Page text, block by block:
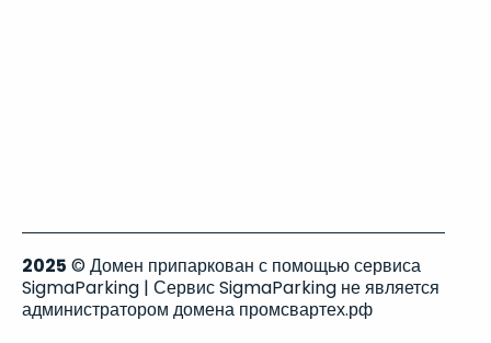
2025 © Домен припаркован с помощью сервиса
SigmaParking | Сервис SigmaParking не является
администратором домена промсвартех.рф